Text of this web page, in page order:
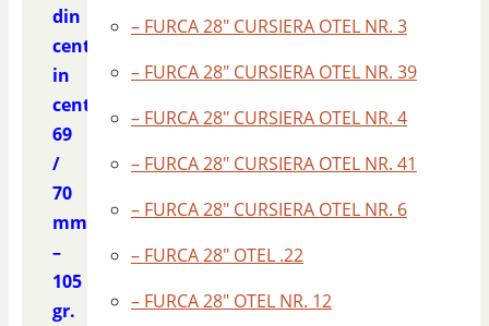
din
centru
in
centru
69
/
70
mm
–
105
gr.
– FURCA 28″ CURSIERA OTEL NR. 3
– FURCA 28″ CURSIERA OTEL NR. 39
– FURCA 28″ CURSIERA OTEL NR. 4
– FURCA 28″ CURSIERA OTEL NR. 41
– FURCA 28″ CURSIERA OTEL NR. 6
– FURCA 28″ OTEL .22
– FURCA 28″ OTEL NR. 12